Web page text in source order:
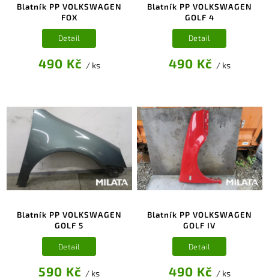
Blatník PP VOLKSWAGEN
FOX
490 Kč / ks
Detail
Blatník PP VOLKSWAGEN
GOLF 4
490 Kč / ks
Detail
Blatník PP VOLKSWAGEN
GOLF 5
590 Kč / ks
Detail
Blatník PP VOLKSWAGEN
GOLF IV
490 Kč / ks
Detail